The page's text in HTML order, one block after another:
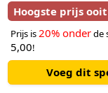
Hoogste prijs ooit
Prijs is 20% onderde
5,00!
Voeg dit